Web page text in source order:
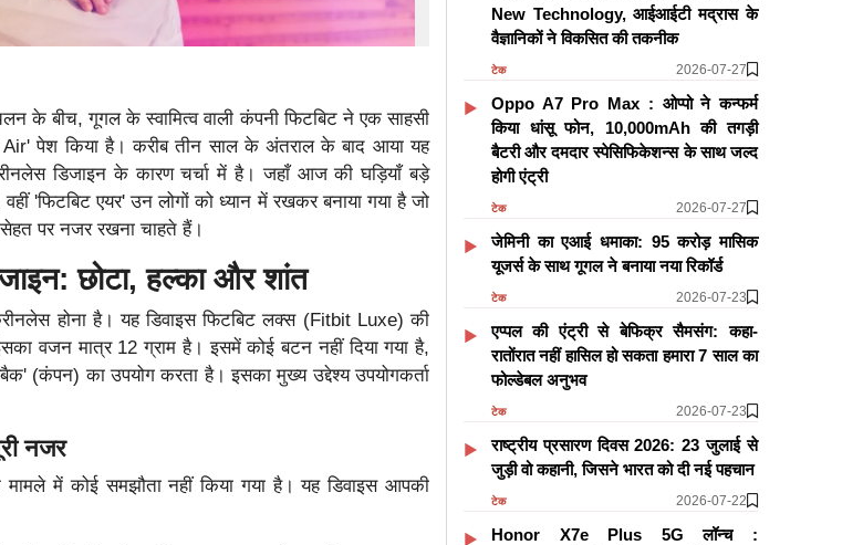
के बीच, गूगल के स्वामित्व वाली कंपनी फिटबिट ने एक साहसी
पेश किया है। करीब तीन साल के अंतराल के बाद आया यह
डिजाइन के कारण चर्चा में है। जहाँ आज की घड़ियाँ बड़े
'फिटबिट एयर' उन लोगों को ध्यान में रखकर बनाया गया है जो
सेहत पर नजर रखना चाहते हैं।
छोटा, हल्का और शांत
होना है। यह डिवाइस फिटबिट लक्स (Fitbit Luxe) की
वजन मात्र 12 ग्राम है। इसमें कोई बटन नहीं दिया गया है,
(कंपन) का उपयोग करता है। इसका मुख्य उद्देश्य उपयोगकर्ता
नजर
में कोई समझौता नहीं किया गया है। यह डिवाइस आपकी
New Technology, आईआईटी मद्रास के
वैज्ञानिकों ने विकसित की तकनीक
टेक 2026-07-27
Oppo A7 Pro Max : ओप्पो ने कन्फर्म
किया धांसू फोन, 10,000mAh की तगड़ी
बैटरी और दमदार स्पेसिफिकेशन्स के साथ जल्द
होगी एंट्री
टेक 2026-07-27
जेमिनी का एआई धमाका: 95 करोड़ मासिक
यूजर्स के साथ गूगल ने बनाया नया रिकॉर्ड
टेक 2026-07-23
एप्पल की एंट्री से बेफिक्र सैमसंग: कहा-
रातोंरात नहीं हासिल हो सकता हमारा 7 साल का
फोल्डेबल अनुभव
टेक 2026-07-23
राष्ट्रीय प्रसारण दिवस 2026: 23 जुलाई से
जुड़ी वो कहानी, जिसने भारत को दी नई पहचान
टेक 2026-07-22
Honor X7e Plus 5G लॉन्च :